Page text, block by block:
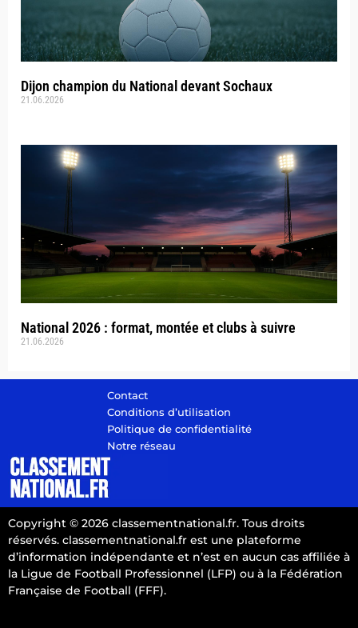
Dijon champion du National devant Sochaux
21.06.2026
National 2026 : format, montée et clubs à suivre
21.06.2026
Contact
Conditions d’utilisation
Politique de confidentialité
Notre réseau
Copyright © 2026 classementnational.fr. Tous droits
réservés. classementnational.fr est une plateforme
d’information indépendante et n’est en aucun cas affiliée à
la Ligue de Football Professionnel (LFP) ou à la Fédération
Française de Football (FFF).